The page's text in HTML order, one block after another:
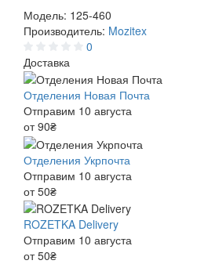
Модель: 125-460
Производитель: Mozitex
0
Доставка
Отделения Новая Почта
Отправим 10 августа
от 90₴
Отделения Укрпочта
Отправим 10 августа
от 50₴
ROZETKA Delivery
Отправим 10 августа
от 50₴